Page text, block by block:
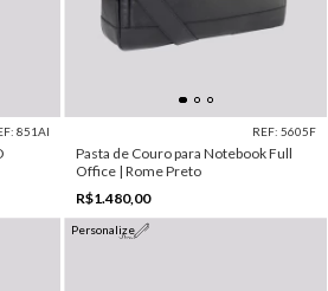
851AI REF: 5605F
Pasta de Couro para Notebook Full
Office | Rome Preto
R$1.480,00
Personalize